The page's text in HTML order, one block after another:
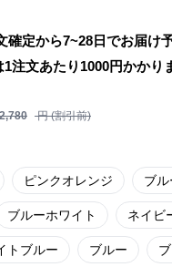
確定から7~28日でお届け
1注文あたり 1000円かかり
2,780 円 (割引前)
ピンクオレンジ ブ
ブルーホワイト ネイビ
トブルー ブルー